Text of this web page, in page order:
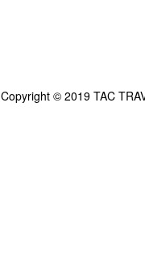
Copyright © 2019 TAC